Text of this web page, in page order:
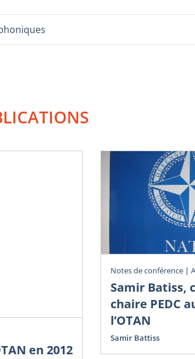
en 2012
Notes de conférence |
Samir Batiss,
chaire PEDC
l’OTAN
Samir Battiss